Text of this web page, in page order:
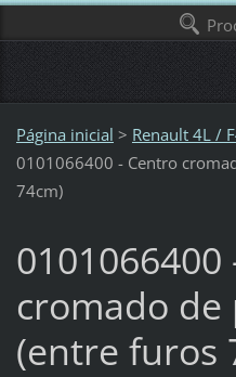
Página inicial > Renault 4L /
0101066400 - Centro
74cm)
cromado de
(entre furos